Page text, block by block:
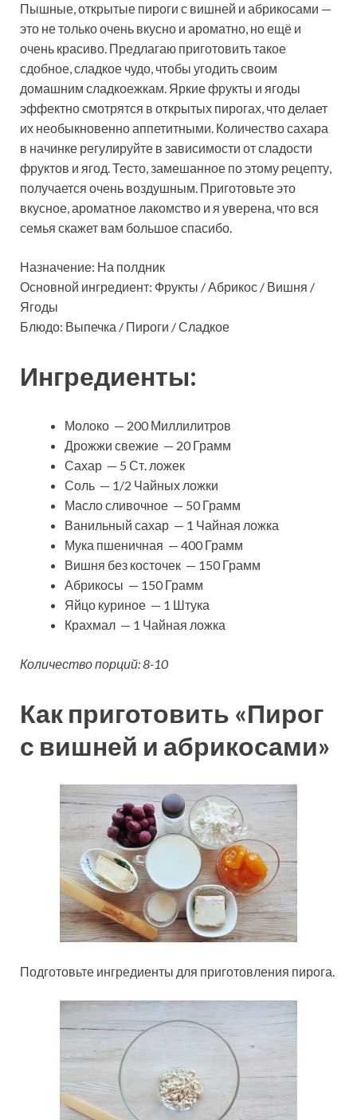
Пышные, открытые пироги с вишней и абрикосами —
это не только очень вкусно и ароматно, но ещё и
очень красиво. Предлагаю приготовить такое
сдобное, сладкое чудо, чтобы угодить своим
домашним сладкоежкам. Яркие фрукты и ягоды
эффектно смотрятся в открытых пирогах, что делает
их необыкновенно аппетитными. Количество сахара
в начинке регулируйте в зависимости от сладости
фруктов и ягод. Тесто, замешанное по этому рецепту,
получается очень воздушным. Приготовьте это
вкусное, ароматное лакомство и я уверена, что вся
семья скажет вам большое спасибо.
Назначение: На полдник
Основной ингредиент: Фрукты / Абрикос / Вишня /
Ягоды
Блюдо: Выпечка / Пироги / Сладкое
Ингредиенты:
Молоко — 200 Миллилитров
Дрожжи свежие — 20 Грамм
Сахар — 5 Ст. ложек
Соль — 1/2 Чайных ложки
Масло сливочное — 50 Грамм
Ванильный сахар — 1 Чайная ложка
Мука пшеничная — 400 Грамм
Вишня без косточек — 150 Грамм
Абрикосы — 150 Грамм
Яйцо куриное — 1 Штука
Крахмал — 1 Чайная ложка
Количество порций: 8-10
Как приготовить «Пирог
с вишней и абрикосами»
Подготовьте ингредиенты для приготовления пирога.